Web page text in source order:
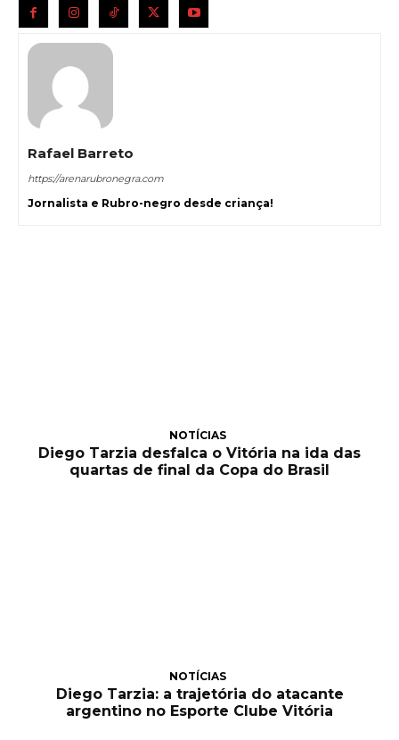
Rafael Barreto
https://arenarubronegra.com
Jornalista e Rubro-negro desde criança!
NOTÍCIAS
Diego Tarzia desfalca o Vitória na ida das
quartas de final da Copa do Brasil
NOTÍCIAS
Diego Tarzia: a trajetória do atacante
argentino no Esporte Clube Vitória